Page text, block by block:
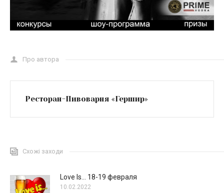
Про автора
Ресторан-Пивоварня «Гершир»
Схожі заходи
Love Is… 18-19 февраля
10.02.2022